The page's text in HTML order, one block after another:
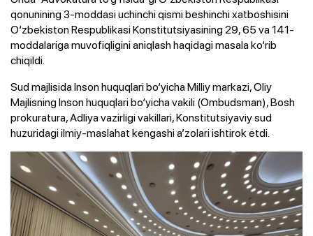
qonunining 3-moddasi uchinchi qismi beshinchi xatboshisini
O‘zbekiston Respublikasi Konstitutsiyasining 29, 65 va 141-
moddalariga muvofiqligini aniqlash haqidagi masala ko‘rib
chiqildi.
Sud majlisida Inson huquqlari bo‘yicha Milliy markazi, Oliy
Majlisning Inson huquqlari bo‘yicha vakili (Ombudsman), Bosh
prokuratura, Adliya vazirligi vakillari, Konstitutsiyaviy sud
huzuridagi ilmiy-maslahat kengashi a’zolari ishtirok etdi.